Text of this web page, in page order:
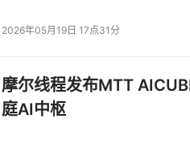
2026年05月19日 17点31分
摩尔线程发布MTT
庭AI中枢